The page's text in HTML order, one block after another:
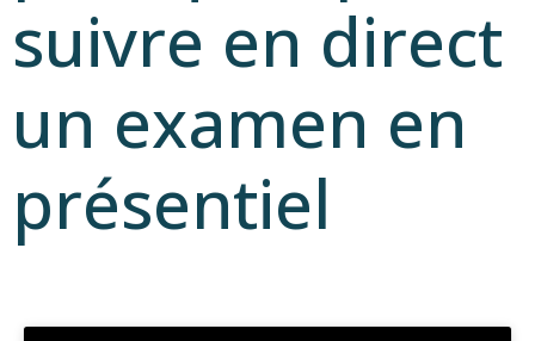
suivre en direct
un examen en
présentiel